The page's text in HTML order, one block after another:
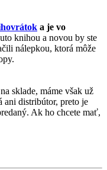
a je vo
knihou a novou by ste
nálepkou, ktorá môže
sklade, máme však už
ani distribútor, preto je
Ak ho chcete mať,